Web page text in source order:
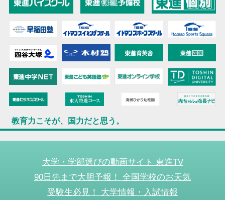
教育力こそが、国力だと思う。
大学・学部選びの動画サイト 東進TV
90日先まで大胆予報！ 全国学校のお天気
受験生必見！ 大学情報・入試情報